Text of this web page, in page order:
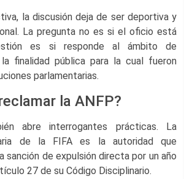
la discusión deja de ser deportiva y
La pregunta no es si el oficio está
es si responde al ámbito de
finalidad pública para la cual fueron
parlamentarias.
la ANFP?
abre interrogantes prácticas. La
de la FIFA es la autoridad que
sanción de expulsión directa por un año
27 de su Código Disciplinario.